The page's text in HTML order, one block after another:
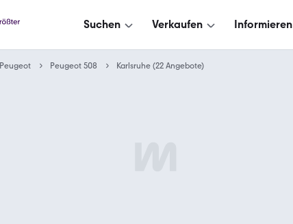
Suchen Verkaufen Informieren
Peugeot Peugeot 508 Karlsruhe (22 Angebote)